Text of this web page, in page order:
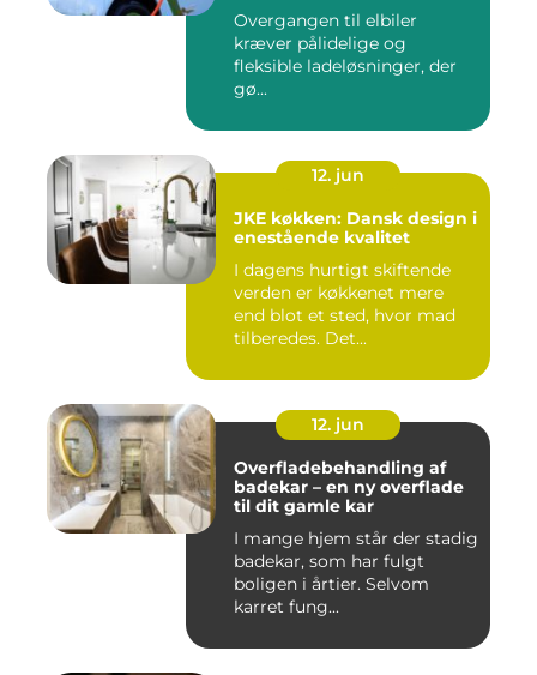
Overgangen til elbiler
kræver pålidelige og
fleksible ladeløsninger, der
gø...
12. jun
JKE køkken: Dansk design i
enestående kvalitet
I dagens hurtigt skiftende
verden er køkkenet mere
end blot et sted, hvor mad
tilberedes. Det...
12. jun
Overfladebehandling af
badekar – en ny overflade
til dit gamle kar
I mange hjem står der stadig
badekar, som har fulgt
boligen i årtier. Selvom
karret fung...